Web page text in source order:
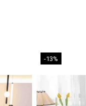
-13%